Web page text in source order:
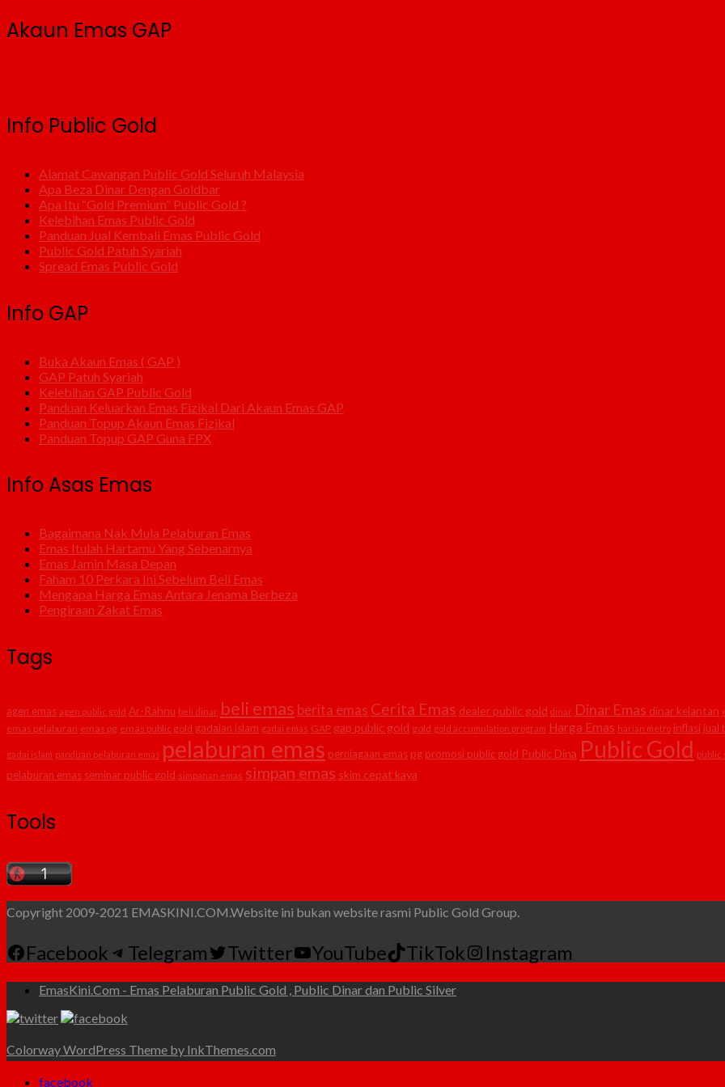
Akaun Emas GAP
Info Public Gold
Alamat Cawangan Public Gold Seluruh Malaysia
Apa Beza Dinar Dengan Goldbar
Apa Itu “Gold Premium” Public Gold ?
Kelebihan Emas Public Gold
Panduan Jual Kembali Emas Public Gold
Public Gold Patuh Syariah
Spread Emas Public Gold
Info GAP
Buka Akaun Emas ( GAP )
GAP Patuh Syariah
Kelebihan GAP Public Gold
Panduan Keluarkan Emas Fizikal Dari Akaun Emas GAP
Panduan Topup Akaun Emas Fizikal
Panduan Topup GAP Guna FPX
Info Asas Emas
Bagaimana Nak Mula Pelaburan Emas
Emas Itulah Hartamu Yang Sebenarnya
Emas Jamin Masa Depan
Faham 10 Perkara Ini Sebelum Beli Emas
Mengapa Harga Emas Antara Jenama Berbeza
Pengiraan Zakat Emas
Tags
agen emas agen public gold Ar-Rahnu beli dinar beli emas berita emas Cerita Emas dealer public gold dinar Dinar Emas dinar kelantan
emas pelaburan emas pg emas public gold gadaian islam gadai emas GAP gap public gold gold gold accumulation program Harga Emas harian metro inflasi jual
gadai islam panduan pelaburan emas pelaburan emas perniagaan emas pg promosi public gold Public Dina Public Gold public
pelaburan emas seminar public gold simpanan emas simpan emas skim cepat kaya
Tools
Copyright 2009-2021 EMASKINI.COM.Website ini bukan website rasmi Public Gold Group.
Facebook Telegram Twitter YouTube TikTok Instagram
EmasKini.Com - Emas Pelaburan Public Gold , Public Dinar dan Public Silver
Colorway WordPress Theme by InkThemes.com
facebook